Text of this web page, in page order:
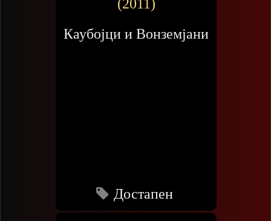
(2011)
Каубојци и Вонземјани
Достапен